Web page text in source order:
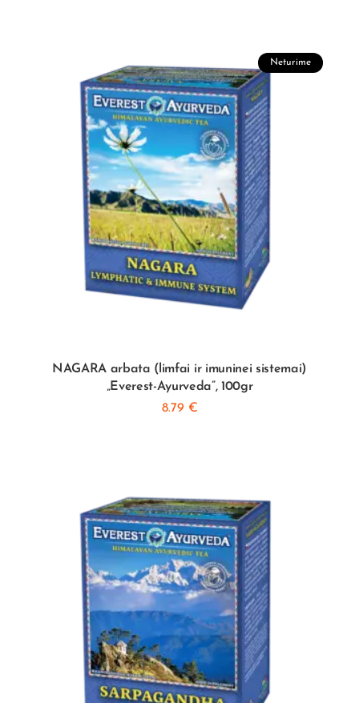
Neturime
NAGARA arbata (limfai ir imuninei sistemai)
„Everest-Ayurveda”, 100gr
8.79 €